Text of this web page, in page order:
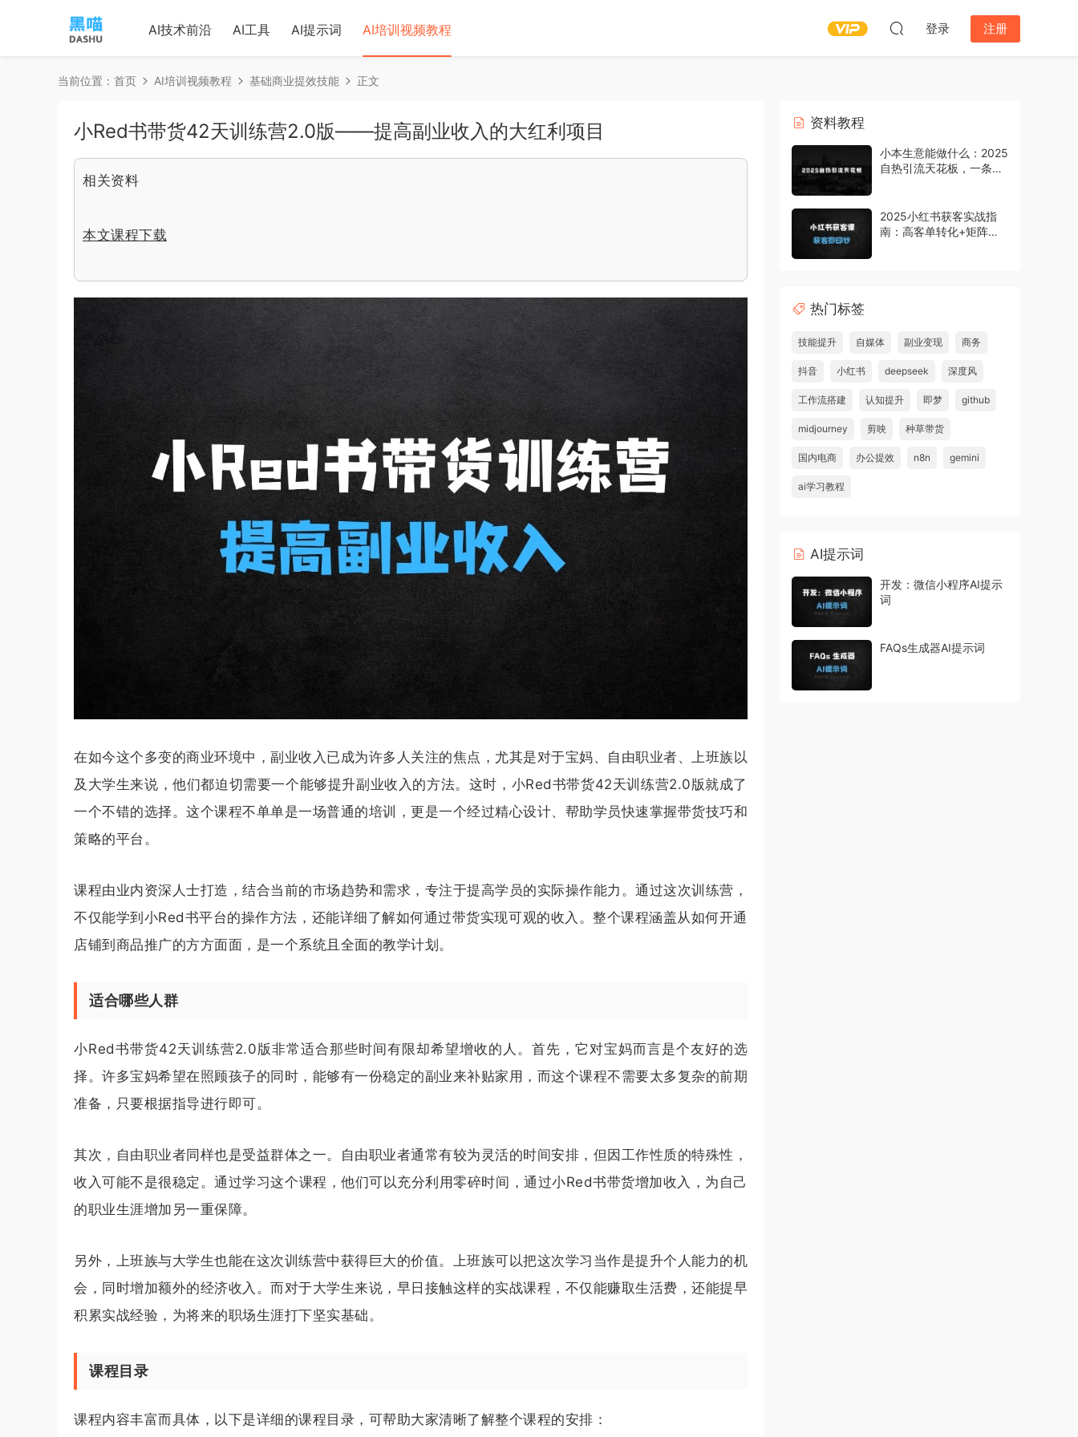
AI技术前沿 AI工具 AI提示词 AI培训视频教程 登录 注册
当前位置： 首页 AI培训视频教程 基础商业提效技能 正文
小Red书带货42天训练营2.0版——提高副业收入的大红利项目
相关资料
本文课程下载
在如今这个多变的商业环境中，副业收入已成为许多人关注的焦点，尤其是对于宝妈、自由职业者、上班族以
及大学生来说，他们都迫切需要一个能够提升副业收入的方法。这时，小Red书带货42天训练营2.0版就成了
一个不错的选择。这个课程不单单是一场普通的培训，更是一个经过精心设计、帮助学员快速掌握带货技巧和
策略的平台。
课程由业内资深人士打造，结合当前的市场趋势和需求，专注于提高学员的实际操作能力。通过这次训练营，
不仅能学到小Red书平台的操作方法，还能详细了解如何通过带货实现可观的收入。整个课程涵盖从如何开通
店铺到商品推广的方方面面，是一个系统且全面的教学计划。
适合哪些人群
小Red书带货42天训练营2.0版非常适合那些时间有限却希望增收的人。首先，它对宝妈而言是个友好的选
择。许多宝妈希望在照顾孩子的同时，能够有一份稳定的副业来补贴家用，而这个课程不需要太多复杂的前期
准备，只要根据指导进行即可。
其次，自由职业者同样也是受益群体之一。自由职业者通常有较为灵活的时间安排，但因工作性质的特殊性，
收入可能不是很稳定。通过学习这个课程，他们可以充分利用零碎时间，通过小Red书带货增加收入，为自己
的职业生涯增加另一重保障。
另外，上班族与大学生也能在这次训练营中获得巨大的价值。上班族可以把这次学习当作是提升个人能力的机
会，同时增加额外的经济收入。而对于大学生来说，早日接触这样的实战课程，不仅能赚取生活费，还能提早
积累实战经验，为将来的职场生涯打下坚实基础。
课程目录
课程内容丰富而具体，以下是详细的课程目录，可帮助大家清晰了解整个课程的安排：
资料教程
小本生意能做什么：2025
自热引流天花板，一条视
引500+创业粉，涨粉嘎
嘎猛
2025小红书获客实战指
南：高客单转化+矩阵运
热门标签
技能提升 自媒体 副业变现 商务
抖音 小红书 deepseek 深度风
工作流搭建 认知提升 即梦 github
midjourney 剪映 种草带货
国内电商 办公提效 n8n gemini
ai学习教程
AI提示词
开发：微信小程序AI提示
词
FAQs生成器AI提示词